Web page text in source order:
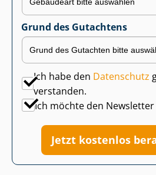
Grund des Gutachtens
Ich habe den Datenschutz
verstanden.
Ich möchte den
Jetzt kostenlos